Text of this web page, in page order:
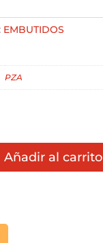
EMBUTIDOS
PZA
Añadir al carrito